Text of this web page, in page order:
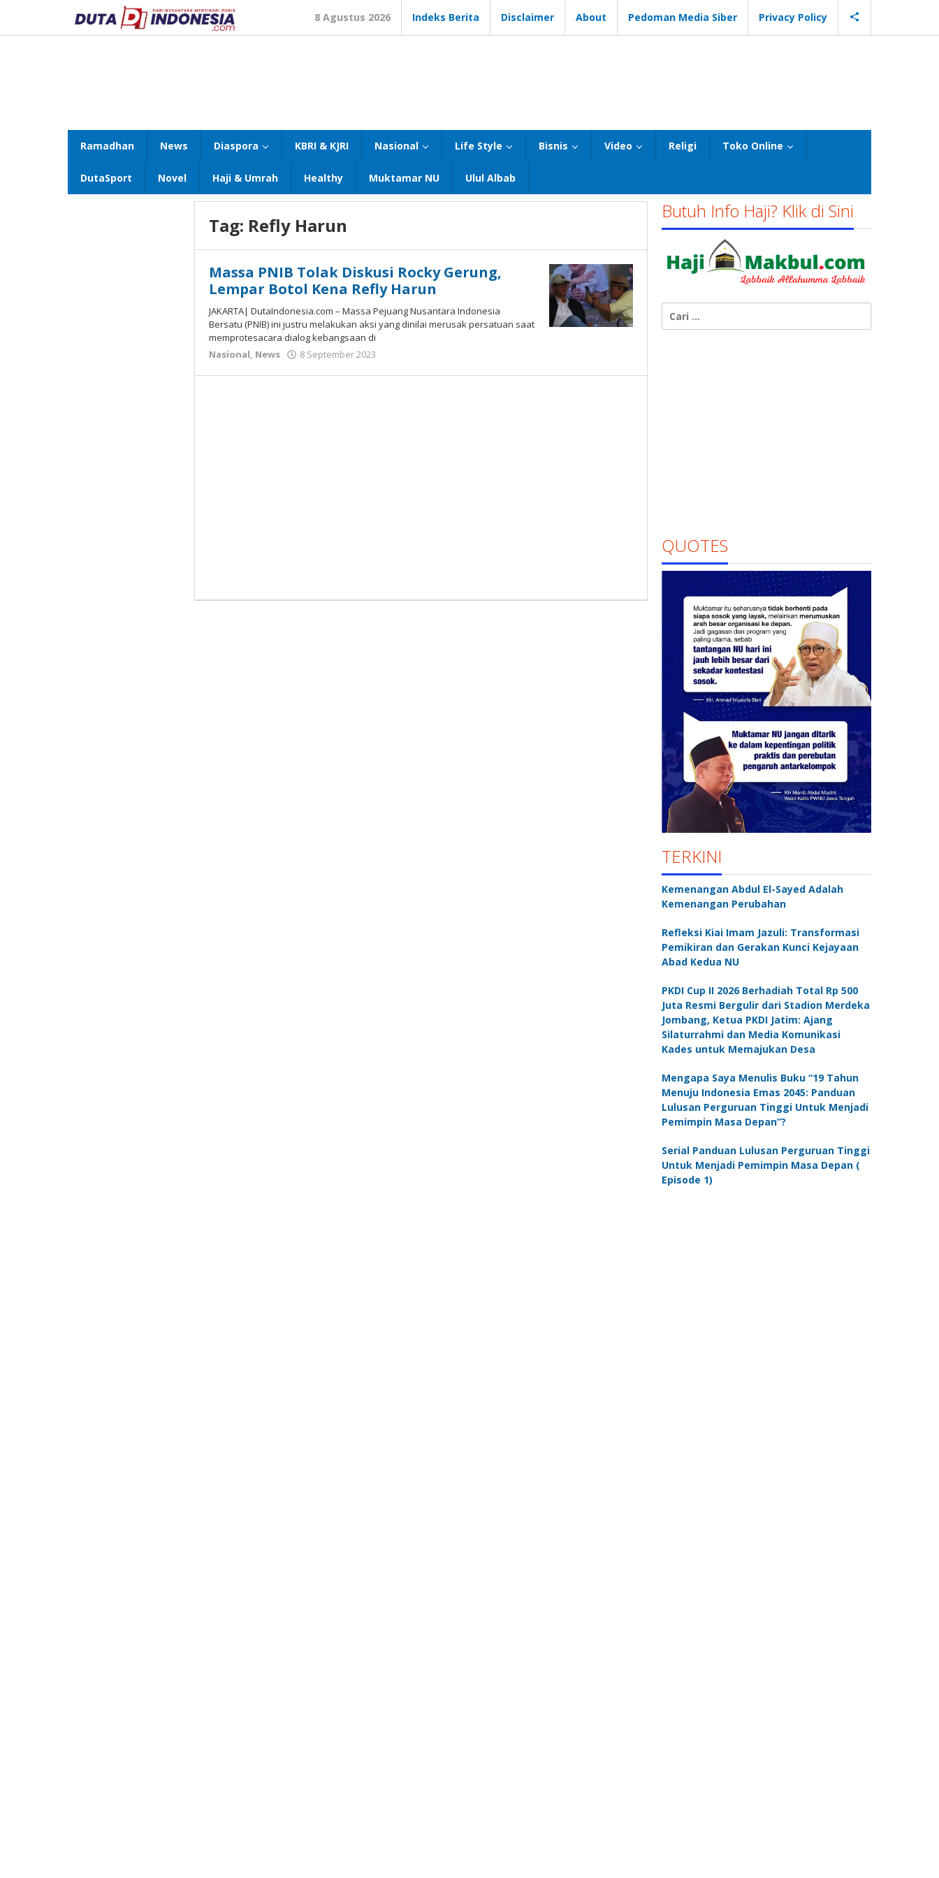
konten
8 Agustus 2026 Indeks Berita Disclaimer About Pedoman Media Siber Privacy Policy
Ramadhan News Diaspora KBRI & KJRI Nasional Life Style Bisnis Video Religi Toko Online
DutaSport Novel Haji & Umrah Healthy Muktamar NU Ulul Albab
Tag: Refly Harun
Massa PNIB Tolak Diskusi Rocky Gerung,
Lempar Botol Kena Refly Harun
JAKARTA| DutaIndonesia.com – Massa Pejuang Nusantara Indonesia
Bersatu (PNIB) ini justru melakukan aksi yang dinilai merusak persatuan saat
memprotesacara dialog kebangsaan di
Nasional, News 8 September 2023
Susanto
Butuh Info Haji? Klik di Sini
untuk:
QUOTES
TERKINI
Kemenangan Abdul El-Sayed Adalah
Kemenangan Perubahan
Refleksi Kiai Imam Jazuli: Transformasi
Pemikiran dan Gerakan Kunci Kejayaan
Abad Kedua NU
PKDI Cup II 2026 Berhadiah Total Rp 500
Juta Resmi Bergulir dari Stadion Merdeka
Jombang, Ketua PKDI Jatim: Ajang
Silaturrahmi dan Media Komunikasi
Kades untuk Memajukan Desa
Mengapa Saya Menulis Buku “19 Tahun
Menuju Indonesia Emas 2045: Panduan
Lulusan Perguruan Tinggi Untuk Menjadi
Pemimpin Masa Depan”?
Serial Panduan Lulusan Perguruan Tinggi
Untuk Menjadi Pemimpin Masa Depan (
Episode 1)